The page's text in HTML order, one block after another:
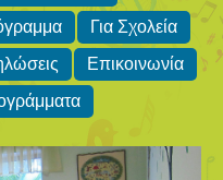
Για Σχολεία
Επικοινωνία